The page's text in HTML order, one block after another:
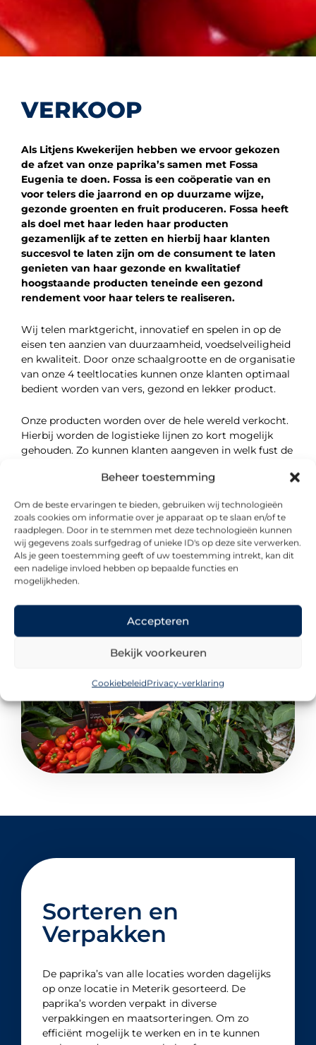
Beheer toestemming
Om de beste ervaringen te bieden, gebruiken wij technologieën
zoals cookies om informatie over je apparaat op te slaan en/of te
raadplegen. Door in te stemmen met deze technologieën kunnen
wij gegevens zoals surfgedrag of unieke ID's op deze site verwerken.
Als je geen toestemming geeft of uw toestemming intrekt, kan dit
een nadelige invloed hebben op bepaalde functies en
mogelijkheden.
Accepteren
Bekijk voorkeuren
CookiebeleidPrivacy-verklaring
VERKOOP
Als Litjens Kwekerijen hebben we ervoor gekozen
de afzet van onze paprika’s samen met Fossa
Eugenia te doen. Fossa is een coöperatie van en
voor telers die jaarrond en op duurzame wijze,
gezonde groenten en fruit produceren. Fossa heeft
als doel met haar leden haar producten
gezamenlijk af te zetten en hierbij haar klanten
succesvol te laten zijn om de consument te laten
genieten van haar gezonde en kwalitatief
hoogstaande producten teneinde een gezond
rendement voor haar telers te realiseren.
Wij telen marktgericht, innovatief en spelen in op de
eisen ten aanzien van duurzaamheid, voedselveiligheid
en kwaliteit. Door onze schaalgrootte en de organisatie
van onze 4 teeltlocaties kunnen onze klanten optimaal
bedient worden van vers, gezond en lekker product.
Onze producten worden over de hele wereld verkocht.
Hierbij worden de logistieke lijnen zo kort mogelijk
gehouden. Zo kunnen klanten aangeven in welk fust de
product wensen af te halen.
Sorteren en
Verpakken
De paprika’s van alle locaties worden dagelijks
op onze locatie in Meterik gesorteerd. De
paprika’s worden verpakt in diverse
verpakkingen en maatsorteringen. Om zo
efficiënt mogelijk te werken en in te kunnen